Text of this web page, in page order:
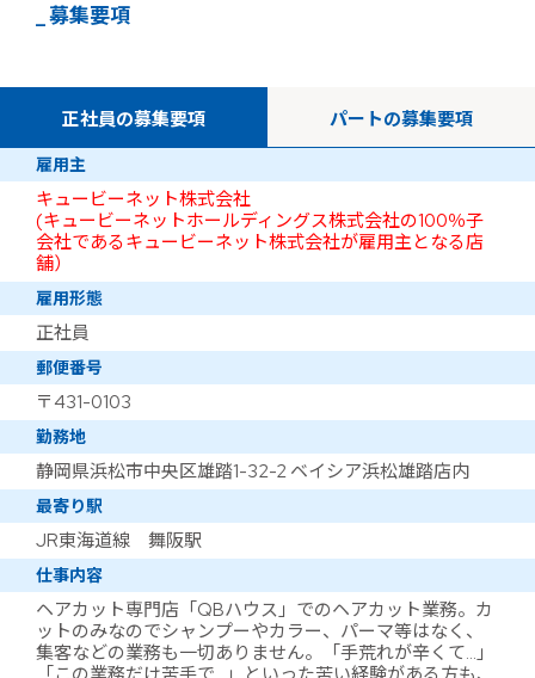
_ 募集要項
正社員の募集要項 パートの募集要項
雇用主
キュービーネット株式会社
(キュービーネットホールディングス株式会社の100％子
会社であるキュービーネット株式会社が雇用主となる店
舗）
雇用形態
正社員
郵便番号
〒431-0103
勤務地
静岡県浜松市中央区雄踏1-32-2 ベイシア浜松雄踏店内
最寄り駅
JR東海道線 舞阪駅
仕事内容
ヘアカット専門店「QBハウス」でのヘアカット業務。カ
ットのみなのでシャンプーやカラー、パーマ等はなく、
集客などの業務も一切ありません。「手荒れが辛くて…」